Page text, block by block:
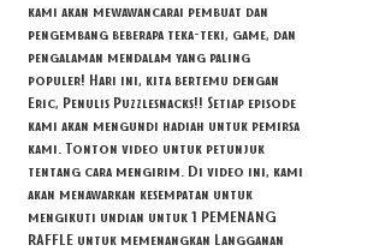
kami akan mewawancarai pembuat dan
pengembang beberapa teka-teki, game, dan
pengalaman mendalam yang paling
populer! Hari ini, kita bertemu dengan
Eric, Penulis Puzzlesnacks!! Setiap episode
kami akan mengundi hadiah untuk pemirsa
kami. Tonton video untuk petunjuk
tentang cara mengirim. Di video ini, kami
akan menawarkan kesempatan untuk
mengikuti undian untuk 1 PEMENANG
RAFFLE untuk memenangkan Langganan